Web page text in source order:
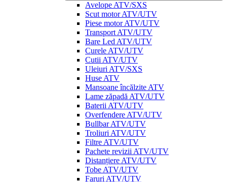
Avelope ATV/SXS
Scut motor ATV/UTV
Piese motor ATV/UTV
Transport ATV/UTV
Bare Led ATV/UTV
Curele ATV/UTV
Cutii ATV/UTV
Uleiuri ATV/SXS
Huse ATV
Mansoane încălzite ATV
Lame zăpadă ATV/UTV
Baterii ATV/UTV
Overfendere ATV/UTV
Bullbar ATV/UTV
Troliuri ATV/UTV
Filtre ATV/UTV
Pachete revizii ATV/UTV
Distanțiere ATV/UTV
Tobe ATV/UTV
Faruri ATV/UTV